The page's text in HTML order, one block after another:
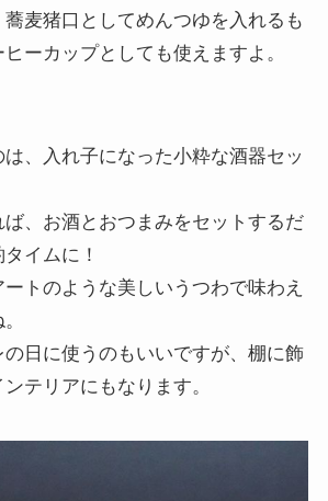
麦猪口としてめんつゆを入れるも
ーカップとしても使えますよ。
、入れ子になった小粋な酒器セッ
ば、お酒とおつまみをセットするだ
イムに！
トのような美しいうつわで味わえ
日に使うのもいいですが、棚に飾
テリアにもなります。